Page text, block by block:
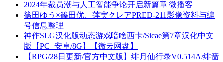
2024年裁员潮与人工智能争论开启新篇章|微播客
篠田ゆう×篠田优、莲実クレアPRED-211影像资料与编
号信息整理
神作SLG汉化版动态游戏暗啥西卡/Sicae第7章汉化中文
版【PC+安卓/8G】【微云网盘】
【RPG/28日更新/官方中文版】绯月仙行录V0.514A/绯啬